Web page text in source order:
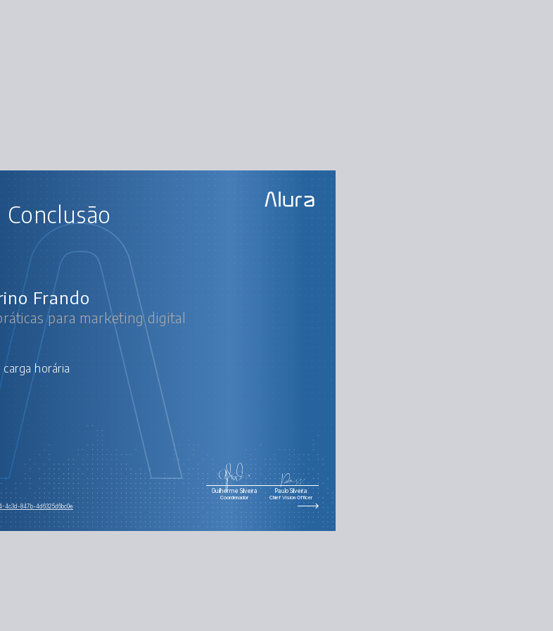
Frando
para marketing digital
Guilherme Silveira
Coordenador
Paulo Silveira
Chief Vision Officer
4c3d-847b-4d6325d6bc0e
AULAS DO CURSO
boas práticas para marketing digital
Conceitos principais da redação para marketing digital
Passos iniciais para redigir um texto